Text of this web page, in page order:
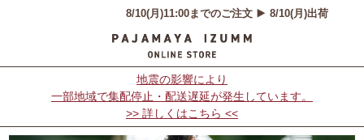
地震の影響により
一部地域で集配停止・配送遅延が発生しています。
>> 詳しくはこちら <<